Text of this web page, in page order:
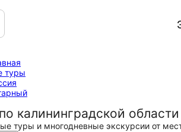
туры
калининградской
туры и многодневные экскурсии от